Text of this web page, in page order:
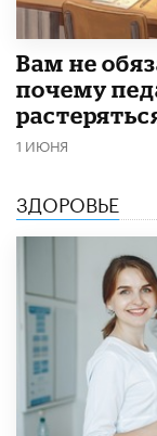
​Вам не
почему
1 ИЮНЯ
ЗДОРОВЬЕ